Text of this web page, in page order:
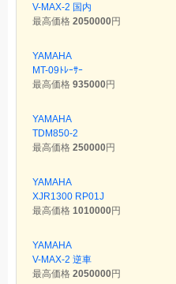
V-MAX-2 国内
最高価格 2050000円
YAMAHA
MT-09ﾄﾚｰｻｰ
最高価格 935000円
YAMAHA
TDM850-2
最高価格 250000円
YAMAHA
XJR1300 RP01J
最高価格 1010000円
YAMAHA
V-MAX-2 逆車
最高価格 2050000円